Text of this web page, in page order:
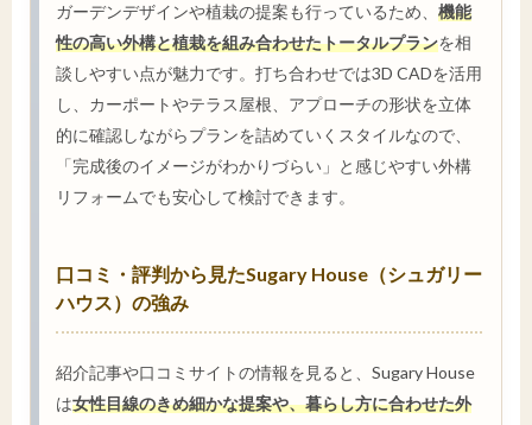
ガーデンデザインや植栽の提案も行っているため、 機能
性の高い外構と植栽を組み合わせたトータルプランを相
談しやすい点が魅力です。打ち合わせでは3D CADを活用
し、カーポートやテラス屋根、アプローチの形状を立体
的に確認しながらプランを詰めていくスタイルなので、
「完成後のイメージがわかりづらい」と感じやすい外構
リフォームでも安心して検討できます。
口コミ・評判から見たSugary House（シュガリー
ハウス）の強み
紹介記事や口コミサイトの情報を見ると、Sugary House
は女性目線のきめ細かな提案や、暮らし方に合わせた外